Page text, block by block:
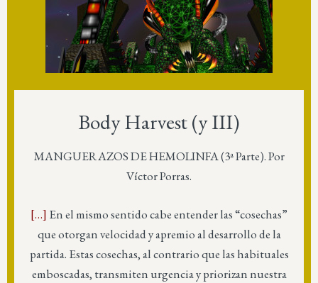
Body Harvest (y III)
MANGUERAZOS DE HEMOLINFA (3ª Parte). Por
Víctor Porras.
[…] En el mismo sentido cabe entender las “cosechas”
que otorgan velocidad y apremio al desarrollo de la
partida. Estas cosechas, al contrario que las habituales
emboscadas, transmiten urgencia y priorizan nuestra